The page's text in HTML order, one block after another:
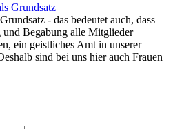
Grundsatz
- das bedeutet auch, dass
Begabung alle Mitglieder
ein geistliches Amt in unserer
sind bei uns hier auch Frauen